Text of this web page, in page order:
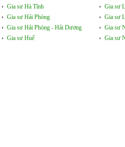
Gia sư Hà Tĩnh
Gia sư Hải Phòng
Gia sư Hải Phòng - Hải Dương
Gia sư Huế
Gia sư
Gia sư
Gia sư
Gia sư